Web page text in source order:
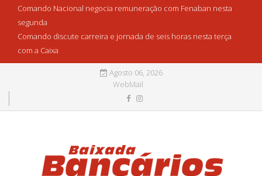
Comando Nacional negocia remuneração com Fenaban nesta
segunda
Comando discute carreira e jornada de seis horas nesta terça
com a Caixa
Agosto 06, 2026
WebMail